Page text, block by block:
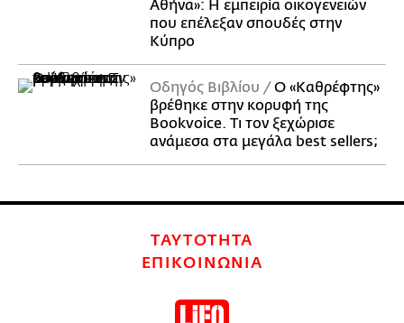
Αθήνα»: Η εμπειρία οικογενειών
που επέλεξαν σπουδές στην
Κύπρο
Οδηγός Βιβλίου
Ο «Καθρέφτης»
βρέθηκε στην κορυφή της
Bookvoice. Τι τον ξεχώρισε
ανάμεσα στα μεγάλα best sellers;
ΤΑΥΤΟΤΗΤΑ
ΕΠΙΚΟΙΝΩΝΙΑ